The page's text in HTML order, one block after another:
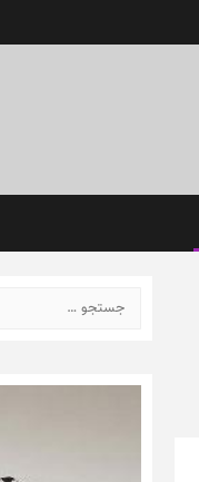
جستجو
برای: